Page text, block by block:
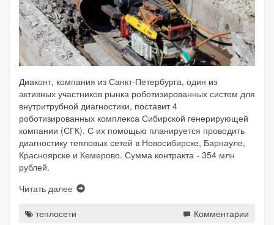
Диаконт, компания из Санкт-Петербурга, один из
активных участников рынка роботизированных систем для
внутритрубной диагностики, поставит 4
роботизированных комплекса Сибирской генерирующей
компании (СГК). С их помощью планируется проводить
диагностику тепловых сетей в Новосибирске, Барнауле,
Красноярске и Кемерово. Сумма контракта - 354 млн
рублей.
Читать далее
теплосети Комментарии